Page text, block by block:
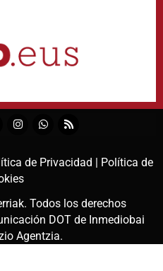
de Privacidad | Política de
. Todos los derechos
DOT de Inmediobai
Agentzia.